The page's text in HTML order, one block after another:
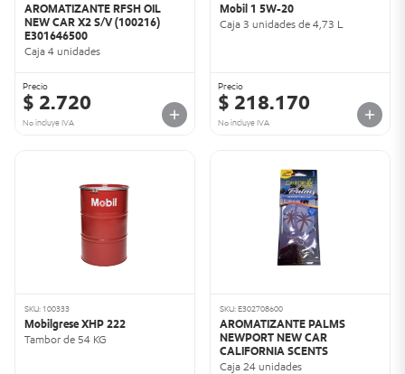
AROMATIZANTE RFSH OIL
NEW CAR X2 S/V (100216)
E301646500
Caja 4 unidades
Precio
$ 2.720
No incluye IVA
Mobil 1 5W-20
Caja 3 unidades de 4,73 L
Precio
$ 218.170
No incluye IVA
SKU: 100333
Mobilgrese XHP 222
Tambor de 54 KG
SKU: E302708600
AROMATIZANTE PALMS
NEWPORT NEW CAR
CALIFORNIA SCENTS
Caja 24 unidades